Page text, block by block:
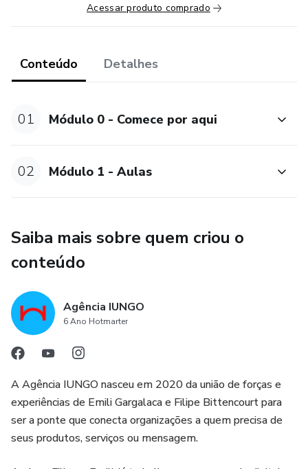
Acessar produto comprado
Conteúdo Detalhes
01 Módulo 0 - Comece por aqui
02 Módulo 1 - Aulas
Saiba mais sobre quem criou o
conteúdo
Agência IUNGO
6 Ano Hotmarter
A Agência IUNGO nasceu em 2020 da união de forças e
experiências de Emili Gargalaca e Filipe Bittencourt para
ser a ponte que conecta organizações a quem precisa de
seus produtos, serviços ou mensagem.